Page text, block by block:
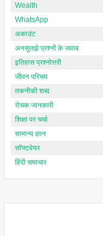
Wealth
WhatsApp
अकाउंट
अनसुलझे प्रश्नों के जवाब
इतिहास प्रश्नोत्तरी
जीवन परिचय
तकनीकी शब्द
रोचक जानकारी
शिक्षा पर चर्चा
सामान्य ज्ञान
सॉफ्टवेयर
हिंदी समाचार